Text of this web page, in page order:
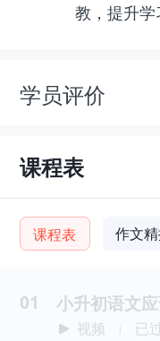
教，提升
学员评价
课程表
课程表 作文
01 小升初语文
视频 已